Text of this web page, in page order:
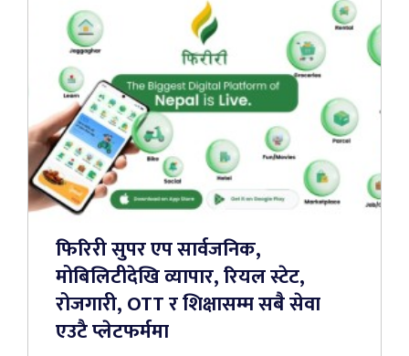
फिरिरी सुपर एप सार्वजनिक,
मोबिलिटीदेखि व्यापार, रियल स्टेट,
रोजगारी, OTT र शिक्षासम्म सबै सेवा
एउटै प्लेटफर्ममा